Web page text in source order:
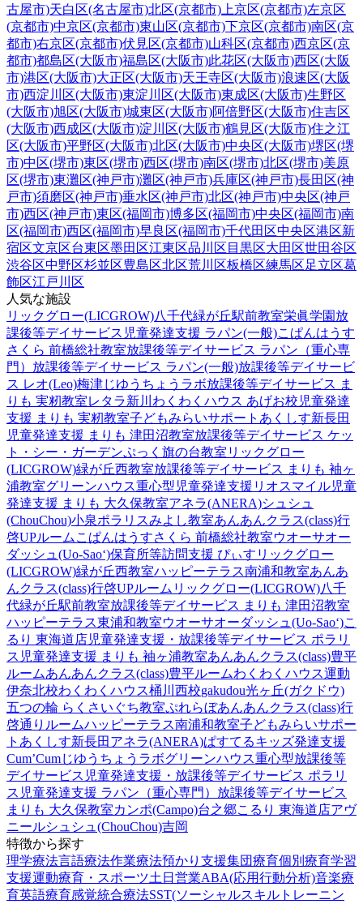
古屋市)天白区(名古屋市)北区(京都市) 上京区(京都市)左京区
(京都市)中京区(京都市)東山区(京都市)下京区(京都市)南区(京
都市)右京区(京都市)伏見区(京都市)山科区(京都市)西京区(京
都市)都島区(大阪市)福島区(大阪市)此花区(大阪市)西区(大阪
市)港区(大阪市)大正区(大阪市)天王寺区(大阪市)浪速区(大阪
市)西淀川区(大阪市)東淀川区(大阪市)東成区(大阪市)生野区
(大阪市)旭区(大阪市)城東区(大阪市)阿倍野区(大阪市)住吉区
(大阪市)西成区(大阪市)淀川区(大阪市)鶴見区(大阪市)住之江
区(大阪市)平野区(大阪市)北区(大阪市)中央区(大阪市)堺区(堺
市)中区(堺市)東区(堺市)西区(堺市)南区(堺市)北区(堺市)美原
区(堺市)東灘区(神戸市)灘区(神戸市)兵庫区(神戸市)長田区(神
戸市)須磨区(神戸市)垂水区(神戸市)北区(神戸市)中央区(神戸
市)西区(神戸市)東区(福岡市)博多区(福岡市)中央区(福岡市)南
区(福岡市)西区(福岡市)早良区(福岡市)千代田区中央区港区新
宿区文京区台東区墨田区江東区品川区 目黒区大田区世田谷区
渋谷区中野区杉並区豊島区北区荒川区板橋区練馬区足立区葛
飾区江戸川区
人気な施設
リックグロー(LICGROW)八千代緑が丘駅前教室栄眞学園放
課後等デイサービス 児童発達支援 ラパン(一般)こぱんはうす
さくら 前橋総社教室放課後等デイサービス ラパン（重心専
門） 放課後等デイサービス ラパン(一般)放課後等デイサービ
ス レオ(Leo)梅津じゆうちょうラボ放課後等デイサービス ま
りも 実籾教室レタラ新川 わくわくハウス あげお校 児童発達
支援 まりも 実籾教室子どもみらいサポートあくしす新長田
児童発達支援 まりも 津田沼教室放課後等デイサービス ケッ
ト・シー・ガーデンぷっく旗の台教室 リックグロー
(LICGROW)緑が丘西教室放課後等デイサービス まりも 袖ヶ
浦教室グリーンハウス重心型児童発達支援 リオスマイル児童
発達支援 まりも 大久保教室アネラ(ANERA)シュシュ
(ChouChou)小泉ポラリスみよし教室あんあんクラス(class)行
啓UPルーム こぱんはうすさくら 前橋総社教室ウオーサオー
ダッシュ(Uo-Sao‘)保育所等訪問支援 ぴぃす リックグロー
(LICGROW)緑が丘西教室ハッピーテラス南浦和教室あんあ
んクラス(class)行啓UPルーム リックグロー(LICGROW)八千
代緑が丘駅前教室放課後等デイサービス まりも 津田沼教室
ハッピーテラス東浦和教室ウオーサオーダッシュ(Uo-Sao‘)こ
るり 東海道店児童発達支援・放課後等デイサービス ポラリ
ス 児童発達支援 まりも 袖ヶ浦教室あんあんクラス(class)豊平
ルームあんあんクラス(class)豊平ルームわくわくハウス運動
伊奈北校わくわくハウス桶川西校gakudou光ヶ丘(ガクドウ)
五つの輪 らくさいぐち教室ぷれらぼあんあんクラス(class)行
啓通りルームハッピーテラス南浦和教室子どもみらいサポー
トあくしす新長田 アネラ(ANERA)ぱすてるキッズ発達支援
Cum’Cumじゆうちょうラボグリーンハウス重心型放課後等
デイサービス 児童発達支援・放課後等デイサービス ポラリ
ス 児童発達支援 ラパン（重心専門） 放課後等デイサービス
まりも 大久保教室カンポ(Campo)台之郷こるり 東海道店アヴ
ニールシュシュ(ChouChou)吉岡
特徴から探す
理学療法言語療法作業療法預かり支援集団療育個別療育学習
支援運動療育・スポーツ土日営業ABA(応用行動分析)音楽療
育英語療育感覚統合療法SST(ソーシャルスキルトレーニン